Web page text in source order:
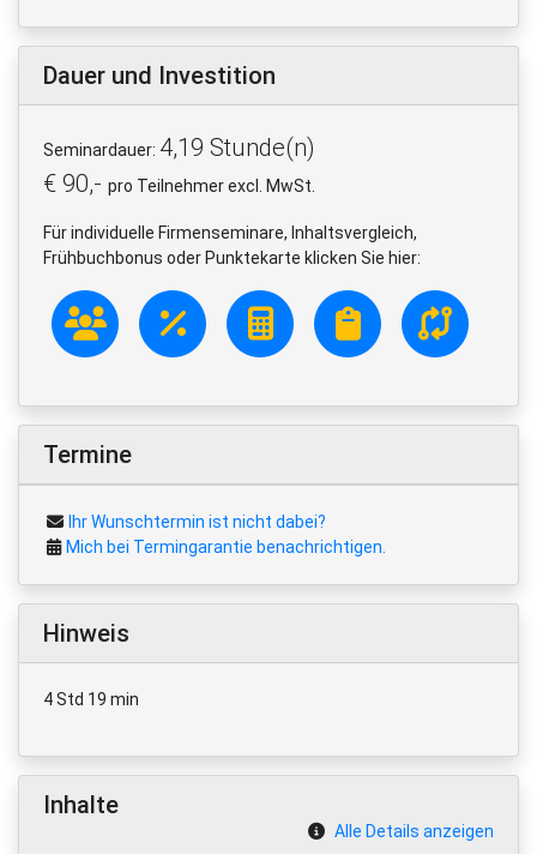
Dauer und Investition
Seminardauer: 4,19 Stunde(n)
€ 90,- pro Teilnehmer excl. MwSt.
Für individuelle Firmenseminare, Inhaltsvergleich,
Frühbuchbonus oder Punktekarte klicken Sie hier:
Termine
Ihr Wunschtermin ist nicht dabei?
Mich bei Termingarantie benachrichtigen.
Hinweis
4 Std 19 min
Inhalte
Alle Details anzeigen